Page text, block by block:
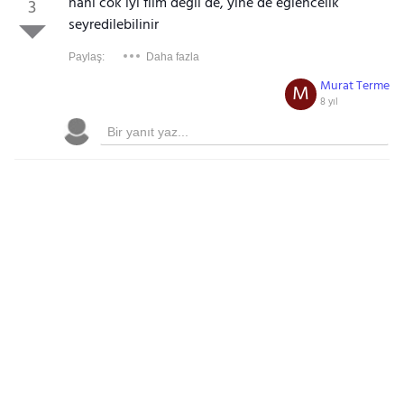
3
seyredilebilinir
Paylaş: Daha fazla
Murat Terme
8 yıl
M